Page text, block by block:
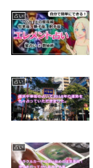
占い
占い
占い